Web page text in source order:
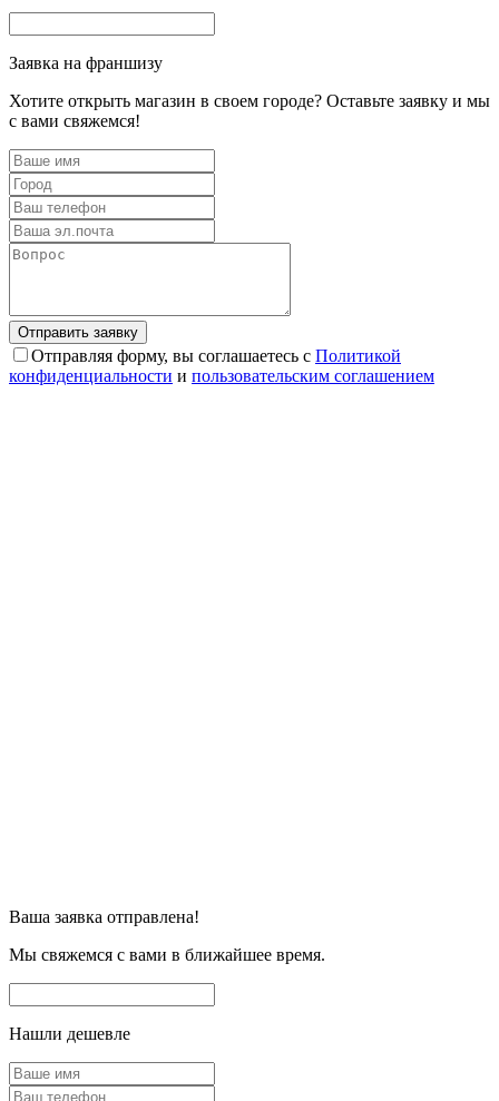
Заявка на франшизу
Хотите открыть магазин в своем городе? Оставьте заявку и мы
с вами свяжемся!
Отправляя форму, вы соглашаетесь с Политикой
конфиденциальности и пользовательским соглашением
Ваша заявка отправлена!
Мы свяжемся с вами в ближайшее время.
Нашли дешевле